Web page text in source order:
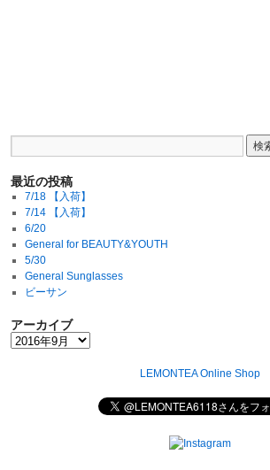
最近の投稿
7/18 【入荷】
7/14 【入荷】
6/20
General for BEAUTY&YOUTH
5/30
General Sunglasses
ビーサン
アーカイブ
LEMONTEA Online Shop